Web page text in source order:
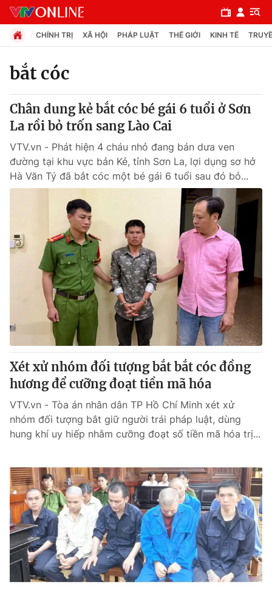
Chuyên mục
Chính trị
Xã hội
Pháp luật
Thế giới
Thế giới đó đây
Câu chuyện quốc tế
Kinh tế
Tài chính
Thị trường
Góc doanh nghiệp
Dữ liệu và đời sống
Truyền hình
Phim VTV
Hậu trường
Nhân vật
Khán giả
Giải sao mai
Giải trí
Điện ảnh
Sao
Đời sống
Làm đẹp
Chất lượng cuộc sống
Giáo dục
Tuyển sinh
Học trực tuyến
Công nghệ
Hitech Công nghệ tương lai
Sản phẩm
Thị trường
Giao lưu trực tuyến
Lịch phát sóng
CHÍNH TRỊ XÃ HỘI PHÁP LUẬT THẾ GIỚI KINH TẾ
bắt cóc
Chân dung kẻ bắt cóc bé gái 6 tuổi ở Sơn
La rồi bỏ trốn sang Lào Cai
VTV.vn - Phát hiện 4 cháu nhỏ đang bán dưa ven
đường tại khu vực bản Kẻ, tỉnh Sơn La, lợi dụng sơ hở
Hà Văn Tý đã bắt cóc một bé gái 6 tuổi sau đó bỏ...
Xét xử nhóm đối tượng bắt bắt cóc đồng
hương để cưỡng đoạt tiền mã hóa
VTV.vn - Tòa án nhân dân TP Hồ Chí Minh xét xử
nhóm đối tượng bắt giữ người trái pháp luật, dùng
hung khí uy hiếp nhằm cưỡng đoạt số tiền mã hóa trị...